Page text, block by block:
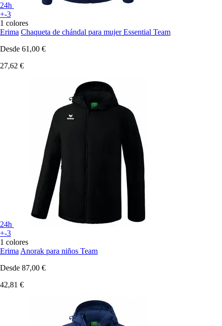
24h
+-3
1 colores
Erima Chaqueta de chándal para mujer Essential Team
Desde 61,00 €
27,62 €
24h
+-3
1 colores
Erima Anorak para niños Team
Desde 87,00 €
42,81 €